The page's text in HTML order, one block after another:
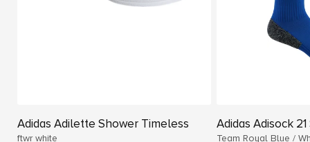
Adidas Adilette Shower Timeless
ftwr white
Adidas Adisock
Team Royal Blue /